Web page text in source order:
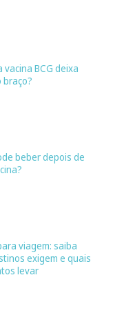
vacina BCG deixa
braço?
beber depois de
viagem: saiba
exigem e quais
levar